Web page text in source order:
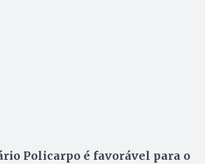
Policarpo é favorável para o